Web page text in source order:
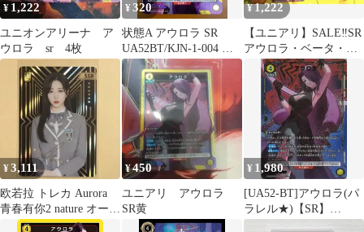
¥ 1,222
ユニオンアリーナ ア
ウロラ sr 4枚
¥320
状態A アウロラ SR
UA52BT/KJN-1-004 ユ
ニオンアリーナ 陰の実
力者になりたくて！
¥1,222
【ユニアリ】SALE‼️SR
アウロラ・ベータ・イ
プシロン・アレクシア
4枚セット
¥3,111
欧若拉 トレカ Aurora
青春有你2 nature オーロ
ラ SSR黒
¥450
ユニアリ アウロラ
SR黄
¥ 1,980
[UA52-BT]アウロラ(パ
ラレル★)【SR】
UA52BT/KJN-1-004